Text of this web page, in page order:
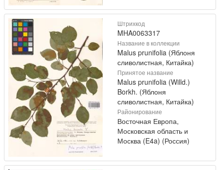
Штрихкод
MHA0063317
Название в коллекции
Malus prunifolia (Яблоня
сливолистная, Китайка)
Принятое название
Malus prunifolia (Willd.)
Borkh. (Яблоня
сливолистная, Китайка)
Районирование
Восточная Европа,
Московская область и
Москва (E4a) (Россия)